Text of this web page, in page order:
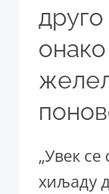
„Увек се
хиљаду